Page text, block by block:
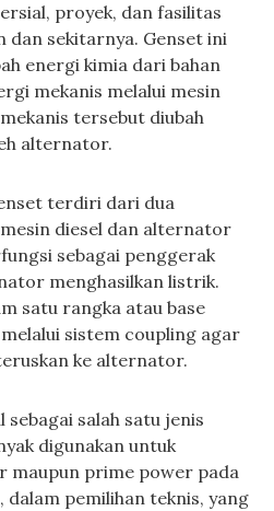
proyek, dan fasilitas
dan sekitarnya. Genset ini
energi kimia dari bahan
mekanis melalui mesin
tersebut diubah
alternator.
terdiri dari dua
diesel dan alternator
sebagai penggerak
menghasilkan listrik.
satu rangka atau base
sistem coupling agar
ke alternator.
sebagai salah satu jenis
digunakan untuk
maupun prime power pada
dalam pemilihan teknis, yang